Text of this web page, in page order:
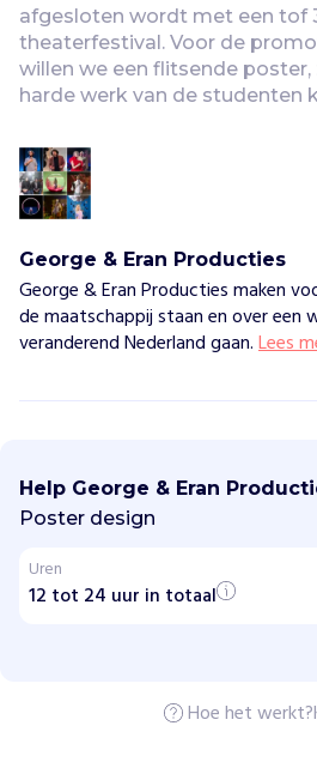
afgesloten wordt met een tof
theaterfestival. Voor de
willen we een flitsende
harde werk van de studenten
George & Eran Producties
George & Eran Producties maken
de maatschappij staan en over een
veranderend Nederland gaan.Lees
r
g
e
E
r
Help George & Eran
Poster design
Uren
12 tot 24 uur in totaal
Hoe het werkt?